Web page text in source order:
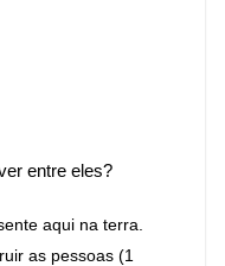
entre eles?
aqui na terra.
as pessoas (1